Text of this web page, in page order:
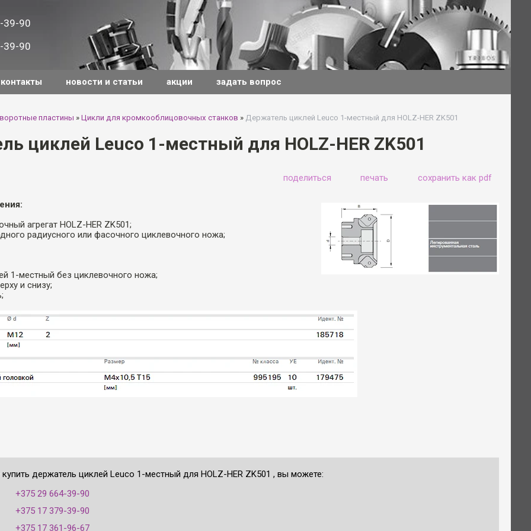
39-90
39-90
контакты новости и статьи акции задать вопрос
пластины » Цикли для кромкооблицовочных станков » Держатель циклей Leuco 1-местный для HOLZ-HER ZK501
циклей Leuco 1-местный для HOLZ-HER ZK501
поделиться печать сохранить как pdf
агрегат HOLZ-HER ZK501;
радиусного или фасочного циклевочного ножа;
1-местный без циклевочного ножа;
и снизу;
купить держатель циклей Leuco 1-местный для HOLZ-HER ZK501 , вы можете:
+375 29 664-39-90
+375 17 379-39-90
+375 17 361-96-67